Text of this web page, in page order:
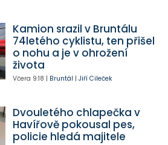
Kamion srazil v Bruntálu
74letého cyklistu, ten přišel
o nohu a je v ohrožení
života
Včera 9:18 | Bruntál | Jiří Cileček
Dvouletého chlapečka v
Havířově pokousal pes,
policie hledá majitele